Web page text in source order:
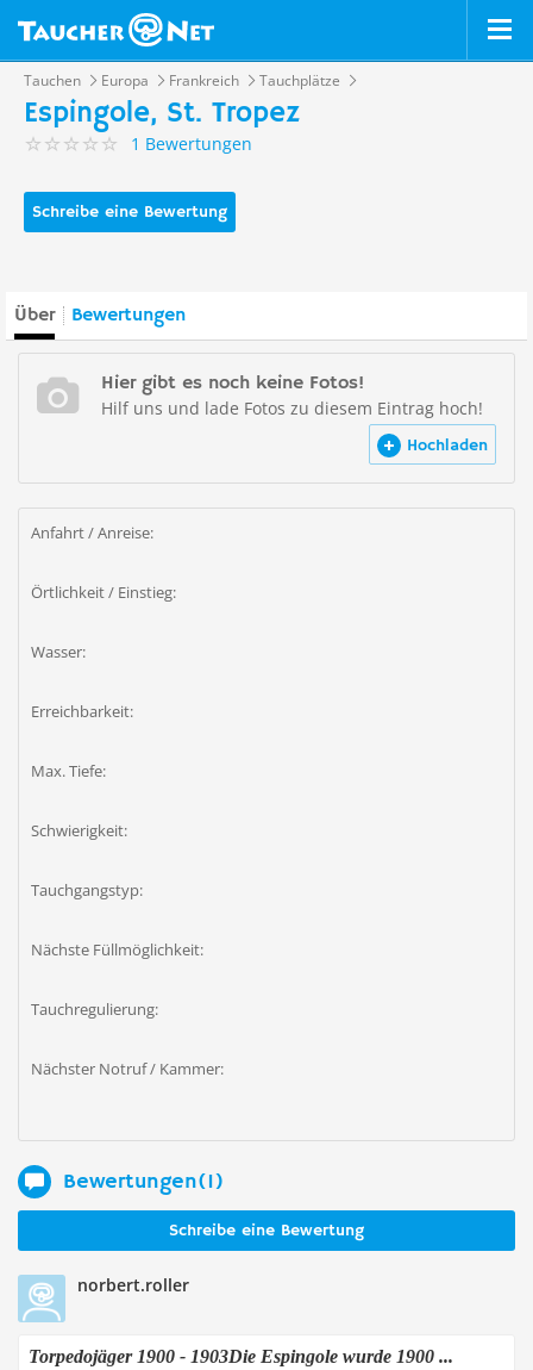
Tauchen Europa Frankreich Tauchplätze
Espingole, St. Tropez
1 Bewertungen
Schreibe eine Bewertung
Über Bewertungen
Hier gibt es noch keine Fotos!
Hilf uns und lade Fotos zu diesem Eintrag hoch!
Hochladen
Anfahrt / Anreise:
Örtlichkeit / Einstieg:
Wasser:
Erreichbarkeit:
Max. Tiefe:
Schwierigkeit:
Tauchgangstyp:
Nächste Füllmöglichkeit:
Tauchregulierung:
Nächster Notruf / Kammer:
Bewertungen(1)
Schreibe eine Bewertung
norbert.roller
Torpedojäger 1900 - 1903Die Espingole wurde 1900 ...